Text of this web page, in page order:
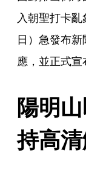
入朝聖打卡
日）急發布
應，並正式宣
陽明
持高